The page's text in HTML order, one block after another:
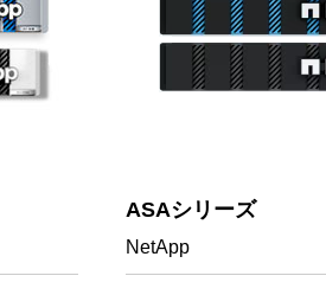
ASAシリーズ
NetApp